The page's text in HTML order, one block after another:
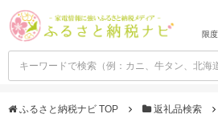
限
ふるさと納税ナビ TOP 返礼品検索